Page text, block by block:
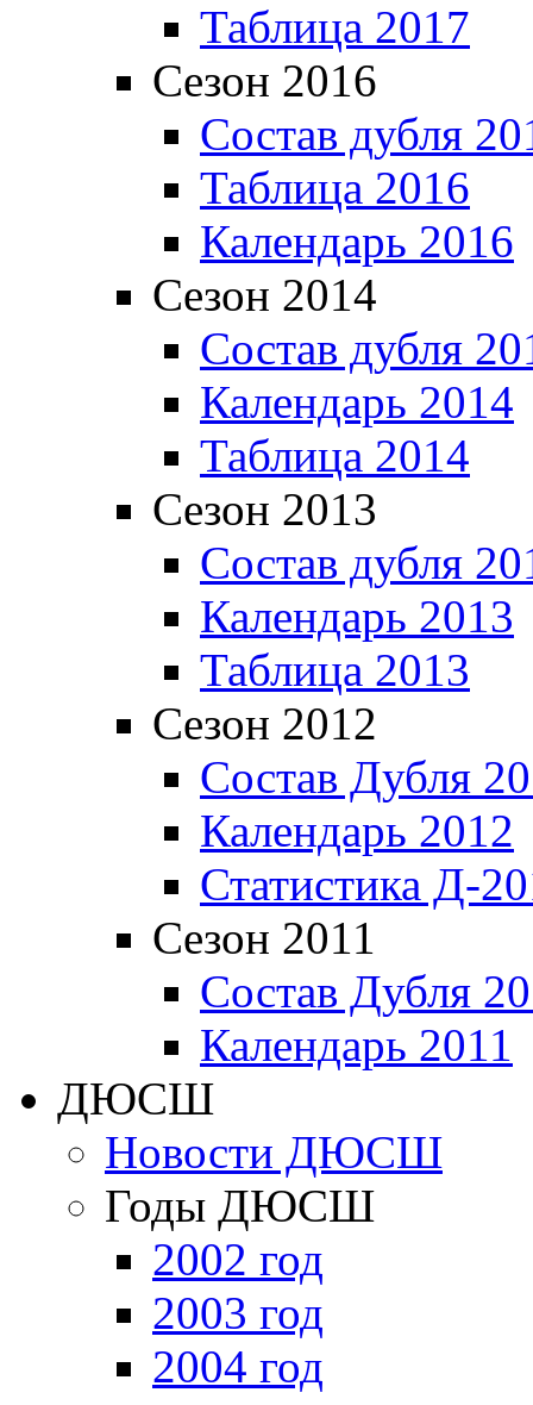
Таблица 2017
Сезон 2016
Состав дубля
Таблица 2016
Календарь 2016
Сезон 2014
Состав дубля
Календарь 2014
Таблица 2014
Сезон 2013
Состав дубля
Календарь 2013
Таблица 2013
Сезон 2012
Состав Дубля
Календарь 2012
Статистика Д-
Сезон 2011
Состав Дубля
Календарь 2011
ДЮСШ
Новости ДЮСШ
Годы ДЮСШ
2002 год
2003 год
2004 год